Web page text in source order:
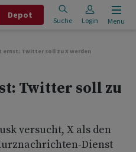
Depot
Suche Login Menu
ernst: Twitter soll zu X werden
Twitter soll zu
versucht, X als den
Dienst